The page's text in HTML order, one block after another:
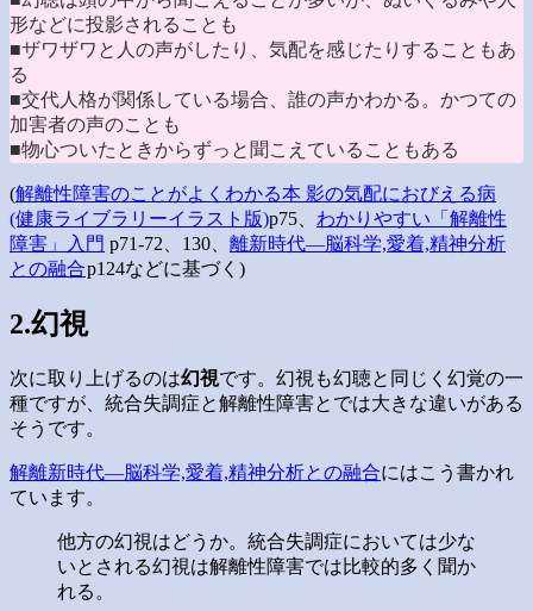
形などに投影されることも
■ザワザワと人の声がしたり、気配を感じたりすることもあ
る
■交代人格が関係している場合、誰の声かわかる。かつての
加害者の声のことも
■物心ついたときからずっと聞こえていることもある
(解離性障害のことがよくわかる本 影の気配におびえる病
(健康ライブラリーイラスト版)p75、 わかりやすい「解離性
障害」入門 p71-72、130、 離新時代―脳科学,愛着,精神分析
との融合p124などに基づく)
2.幻視
次に取り上げるのは幻視です。幻視も幻聴と同じく幻覚の一
種ですが、統合失調症と解離性障害とでは大きな違いがある
そうです。
解離新時代―脳科学,愛着,精神分析との融合にはこう書かれ
ています。
他方の幻視はどうか。統合失調症においては少な
いとされる幻視は解離性障害では比較的多く聞か
れる。